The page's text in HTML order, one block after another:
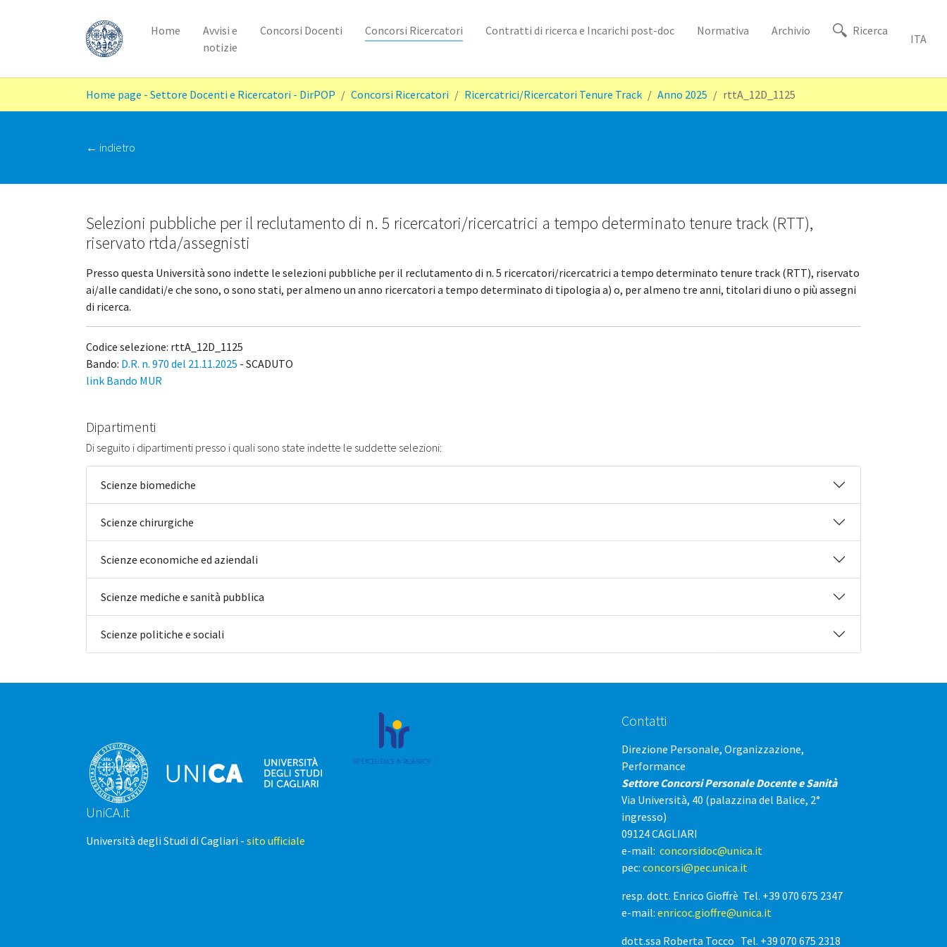
Home
Avvisi e
notizie
Concorsi Docenti Concorsi Ricercatori Contratti di ricerca e Incarichi post-doc Normativa Archivio Ricerca
ITA
Home page - Settore Docenti e Ricercatori - DirPOP Concorsi Ricercatori Ricercatrici/Ricercatori Tenure Track Anno 2025 rttA_12D_1125
‭← indietro
Selezioni pubbliche per il reclutamento di n. 5 ricercatori/ricercatrici a tempo determinato tenure track (RTT),
riservato rtda/assegnisti
Presso questa Università sono indette le selezioni pubbliche per il reclutamento di n. 5 ricercatori/ricercatrici a tempo determinato tenure track (RTT), riservato
ai/alle candidati/e che sono, o sono stati, per almeno un anno ricercatori a tempo determinato di tipologia a) o, per almeno tre anni, titolari di uno o più assegni
di ricerca.
Codice selezione: rttA_12D_1125
Bando: D.R. n. 970 del 21.11.2025 - SCADUTO
link Bando MUR
Dipartimenti
Di seguito i dipartimenti presso i quali sono state indette le suddette selezioni:
Scienze biomediche
Scienze chirurgiche
Scienze economiche ed aziendali
Scienze mediche e sanità pubblica
Scienze politiche e sociali
UniCA.it
Università degli Studi di Cagliari - sito ufficiale
Contatti
Direzione Personale, Organizzazione,
Performance
Settore Concorsi Personale Docente e Sanità
Via Università, 40 (palazzina del Balice, 2°
ingresso)
09124 CAGLIARI
e-mail: concorsidoc@unica.it
pec: concorsi@pec.unica.it
resp. dott. Enrico Gioffrè Tel. +39 070 675 2347
e-mail: enricoc.gioffre@unica.it
dott.ssa Roberta Tocco Tel. +39 070 675 2318